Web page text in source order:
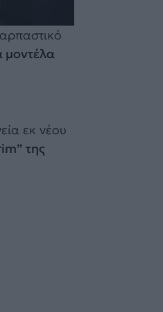
μοντέλα
εκ νέου
της